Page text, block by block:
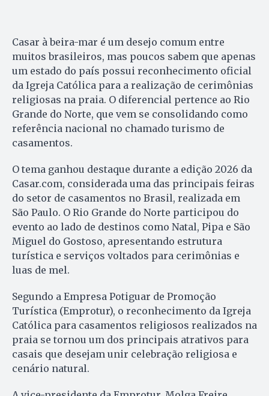
Casar à beira-mar é um desejo comum entre
muitos brasileiros, mas poucos sabem que apenas
um estado do país possui reconhecimento oficial
da Igreja Católica para a realização de cerimônias
religiosas na praia. O diferencial pertence ao Rio
Grande do Norte, que vem se consolidando como
referência nacional no chamado turismo de
casamentos.
O tema ganhou destaque durante a edição 2026 da
Casar.com, considerada uma das principais feiras
do setor de casamentos no Brasil, realizada em
São Paulo. O Rio Grande do Norte participou do
evento ao lado de destinos como Natal, Pipa e São
Miguel do Gostoso, apresentando estrutura
turística e serviços voltados para cerimônias e
luas de mel.
Segundo a Empresa Potiguar de Promoção
Turística (Emprotur), o reconhecimento da Igreja
Católica para casamentos religiosos realizados na
praia se tornou um dos principais atrativos para
casais que desejam unir celebração religiosa e
cenário natural.